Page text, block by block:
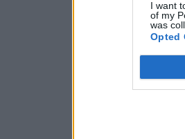
I want
of my
was
Opted